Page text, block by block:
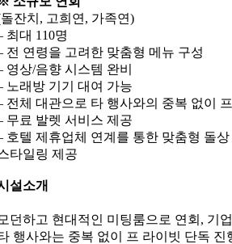
잔치, 고희연, 가족연)
최대 110명
전 연령을 고려한 맞춤형 메뉴 구성
영상/음향 시스템 완비
노래방 기기 대여 가능
전체 대관으로 타 행사와의 중복 없이
무료 발렛 서비스 제공
호텔 제휴업체 연계를 통한 맞춤형 돌
타일링 제공
설소개
던하고 현대적인 미팅룸으로 연회, 기
행사와는 중복 없이 프 라이빗 단독 진